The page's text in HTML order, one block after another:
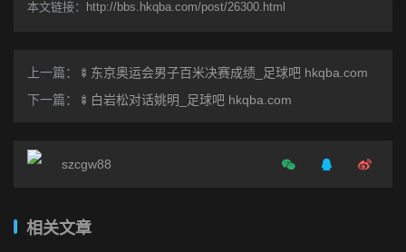
本文链接： http://bbs.hkqba.com/post/26300.html
上一篇：
🍢东京奥运会男子百米决赛成绩_足球吧 hkqba.com
下一篇：
🍢白岩松对话姚明_足球吧 hkqba.com
szcgw88
相关文章